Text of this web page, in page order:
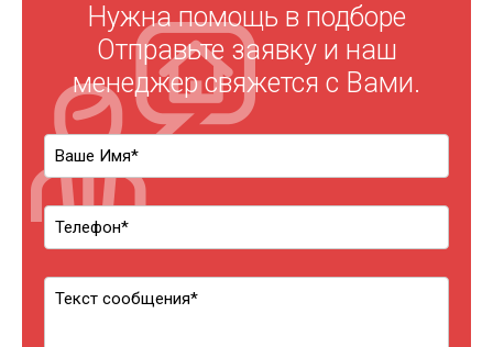
Нужна помощь в подборе
Отправьте заявку и наш
менеджер свяжется с Вами.